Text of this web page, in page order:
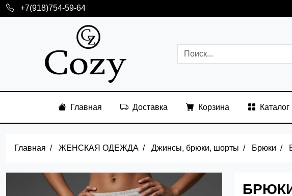
+7(918)754-59-64
Главная Доставка Корзина Каталог
Главная ЖЕНСКАЯ ОДЕЖДА Джинсы, брюки, шорты Брюки